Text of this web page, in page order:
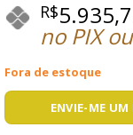
R$
no PIX
Fora de estoque
ENVIE-ME